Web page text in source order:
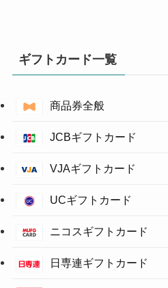
ギフトカード一覧
商品券全般
JCBギフトカード
VJAギフトカード
UCギフトカード
ニコスギフトカード
日専連ギフトカード